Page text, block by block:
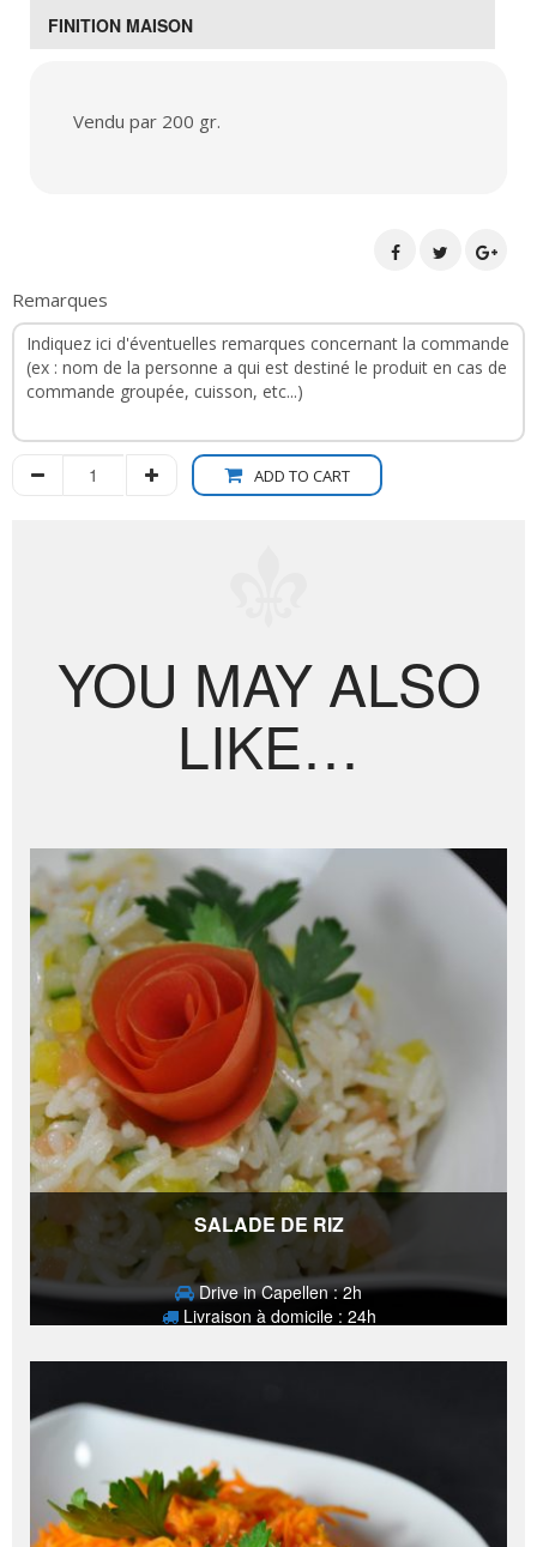
FINITION MAISON
Vendu par 200 gr.
Remarques
ADD TO CART
YOU MAY ALSO
LIKE…
SALADE DE RIZ
Drive in Capellen : 2h
Livraison à domicile : 24h
4,20€